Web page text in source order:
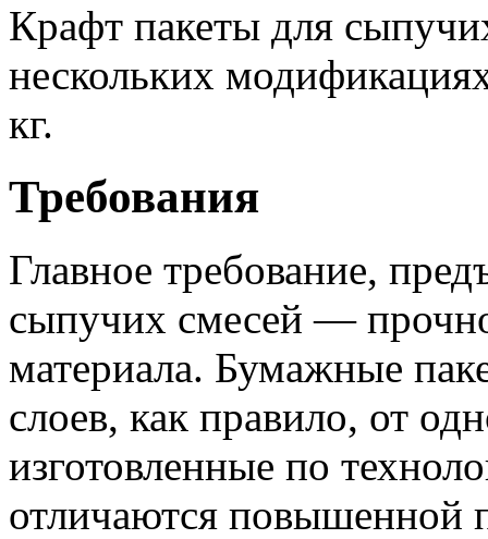
Крафт пакеты для
нескольких
кг.
Требования
Главное требование,
сыпучих смесей —
материала. Бумажные
слоев, как правило, от
изготовленные по
отличаются повышенной